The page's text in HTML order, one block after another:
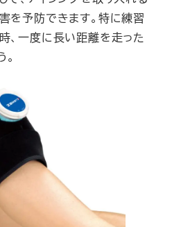
を予防できます。特に練習
、一度に長い距離を走った